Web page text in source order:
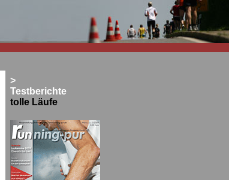
>
Testberichte
tolle Läufe